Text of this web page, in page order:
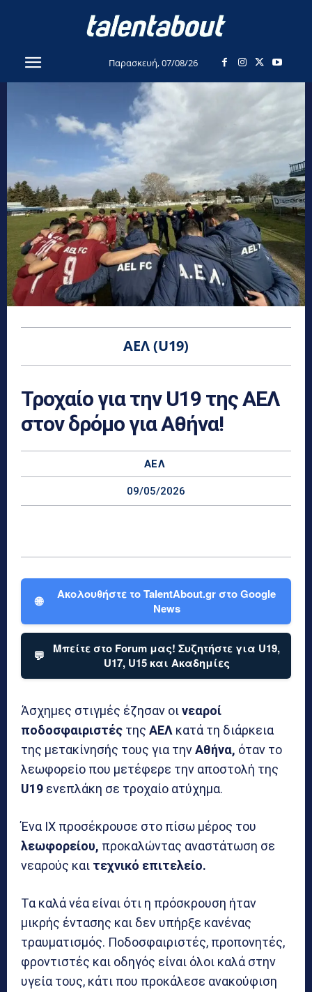
Παρασκευή, 07/08/26
ΑΕΛ (U19)
Τροχαίο για την U19 της ΑΕΛ
στον δρόμο για Αθήνα!
ΑΕΛ
09/05/2026
🌐
Ακολουθήστε το TalentAbout.gr στο Google
News
💬
Μπείτε στο Forum μας! Συζητήστε για U19,
U17, U15 και Ακαδημίες
Άσχημες στιγμές έζησαν οινεαροί
ποδοσφαιριστές της ΑΕΛ κατά τη διάρκεια
της μετακίνησής τους για τηνΑθήνα, όταν το
λεωφορείο που μετέφερε την αποστολή της
U19 ενεπλάκη σε τροχαίο ατύχημα.
Ένα ΙΧ προσέκρουσε στο πίσω μέρος του
λεωφορείου, προκαλώντας αναστάτωση σε
νεαρούς και τεχνικό επιτελείο.
Τα καλά νέα είναι ότι η πρόσκρουση ήταν
μικρής έντασης και δεν υπήρξε κανένας
τραυματισμός. Ποδοσφαιριστές, προπονητές,
φροντιστές και οδηγός είναι όλοι καλά στην
υγεία τους, κάτι που προκάλεσε ανακούφιση